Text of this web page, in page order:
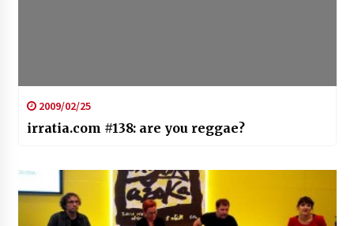
2009/02/25
irratia.com #138: are you reggae?